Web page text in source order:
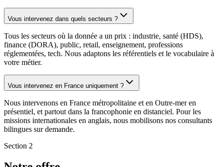
Vous intervenez dans quels secteurs ?
Tous les secteurs où la donnée a un prix : industrie, santé (HDS),
finance (DORA), public, retail, enseignement, professions
réglementées, tech. Nous adaptons les référentiels et le vocabulaire à
votre métier.
Vous intervenez en France uniquement ?
Nous intervenons en France métropolitaine et en Outre-mer en
présentiel, et partout dans la francophonie en distanciel. Pour les
missions internationales en anglais, nous mobilisons nos consultants
bilingues sur demande.
Section 2